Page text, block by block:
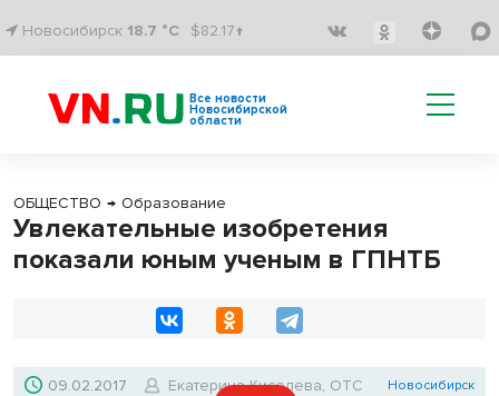
Новосибирск 18.7 °C $82.17↑
Все новости
Новосибирской
области
ОБЩЕСТВО → Образование
Увлекательные изобретения
показали юным ученым в ГПНТБ
09.02.2017 Екатерина Киселева, ОТС Новосибирск